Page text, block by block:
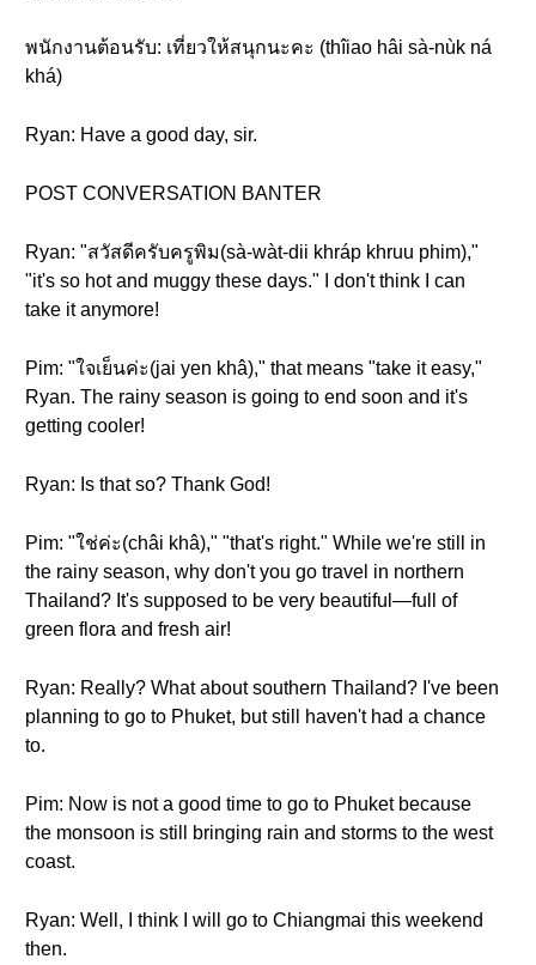
พนักงานต้อนรับ: เที่ยวให้สนุกนะคะ (thîiao hâi sà-nùk ná
khá)
Ryan: Have a good day, sir.
POST CONVERSATION BANTER
Ryan: "สวัสดีครับครูพิม(sà-wàt-dii khráp khruu phim),"
"it's so hot and muggy these days." I don't think I can
take it anymore!
Pim: "ใจเย็นค่ะ(jai yen khâ)," that means "take it easy,"
Ryan. The rainy season is going to end soon and it's
getting cooler!
Ryan: Is that so? Thank God!
Pim: "ใช่ค่ะ(châi khâ)," "that's right." While we're still in
the rainy season, why don't you go travel in northern
Thailand? It's supposed to be very beautiful—full of
green flora and fresh air!
Ryan: Really? What about southern Thailand? I've been
planning to go to Phuket, but still haven't had a chance
to.
Pim: Now is not a good time to go to Phuket because
the monsoon is still bringing rain and storms to the west
coast.
Ryan: Well, I think I will go to Chiangmai this weekend
then.